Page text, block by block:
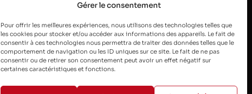
Gérer le consentement
Pour offrir les meilleures expériences, nous utilisons des technologies telles que
les cookies pour stocker et/ou accéder aux informations des appareils. Le fait de
consentir à ces technologies nous permettra de traiter des données telles que le
comportement de navigation ou les ID uniques sur ce site. Le fait de ne pas
consentir ou de retirer son consentement peut avoir un effet négatif sur
certaines caractéristiques et fonctions.